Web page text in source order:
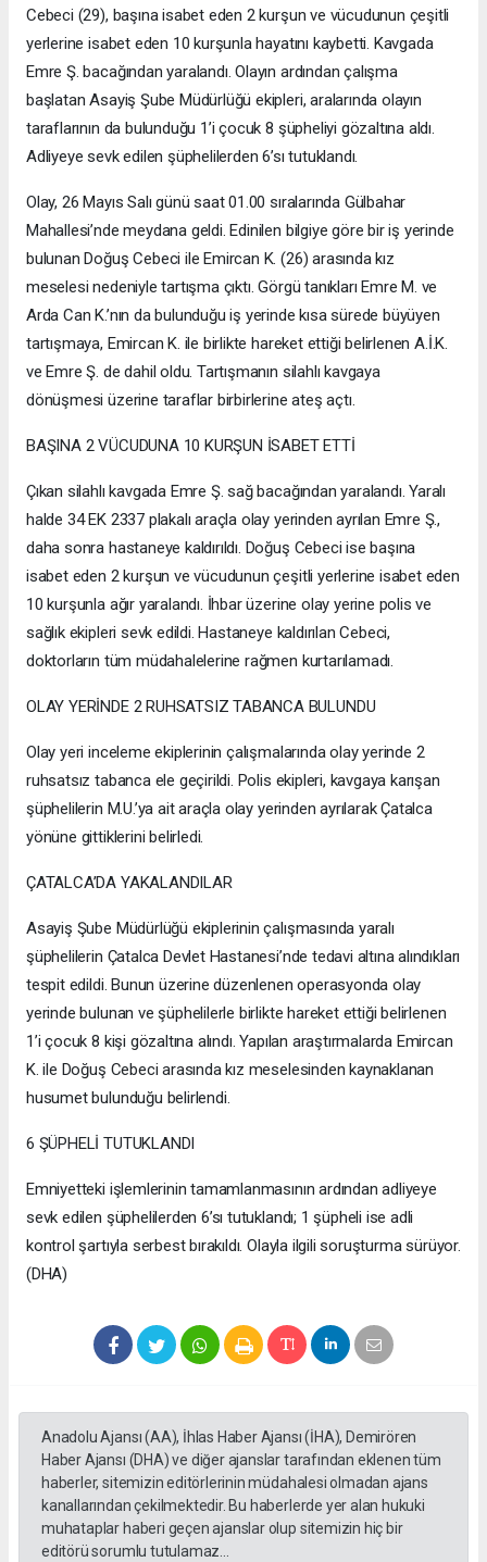
Cebeci (29), başına isabet eden 2 kurşun ve vücudunun çeşitli
yerlerine isabet eden 10 kurşunla hayatını kaybetti. Kavgada
Emre Ş. bacağından yaralandı. Olayın ardından çalışma
başlatan Asayiş Şube Müdürlüğü ekipleri, aralarında olayın
taraflarının da bulunduğu 1’i çocuk 8 şüpheliyi gözaltına aldı.
Adliyeye sevk edilen şüphelilerden 6’sı tutuklandı.
Olay, 26 Mayıs Salı günü saat 01.00 sıralarında Gülbahar
Mahallesi’nde meydana geldi. Edinilen bilgiye göre bir iş yerinde
bulunan Doğuş Cebeci ile Emircan K. (26) arasında kız
meselesi nedeniyle tartışma çıktı. Görgü tanıkları Emre M. ve
Arda Can K.’nın da bulunduğu iş yerinde kısa sürede büyüyen
tartışmaya, Emircan K. ile birlikte hareket ettiği belirlenen A.İ.K.
ve Emre Ş. de dahil oldu. Tartışmanın silahlı kavgaya
dönüşmesi üzerine taraflar birbirlerine ateş açtı.
BAŞINA 2 VÜCUDUNA 10 KURŞUN İSABET ETTİ
Çıkan silahlı kavgada Emre Ş. sağ bacağından yaralandı. Yaralı
halde 34 EK 2337 plakalı araçla olay yerinden ayrılan Emre Ş.,
daha sonra hastaneye kaldırıldı. Doğuş Cebeci ise başına
isabet eden 2 kurşun ve vücudunun çeşitli yerlerine isabet eden
10 kurşunla ağır yaralandı. İhbar üzerine olay yerine polis ve
sağlık ekipleri sevk edildi. Hastaneye kaldırılan Cebeci,
doktorların tüm müdahalelerine rağmen kurtarılamadı.
OLAY YERİNDE 2 RUHSATSIZ TABANCA BULUNDU
Olay yeri inceleme ekiplerinin çalışmalarında olay yerinde 2
ruhsatsız tabanca ele geçirildi. Polis ekipleri, kavgaya karışan
şüphelilerin M.U.’ya ait araçla olay yerinden ayrılarak Çatalca
yönüne gittiklerini belirledi.
ÇATALCA’DA YAKALANDILAR
Asayiş Şube Müdürlüğü ekiplerinin çalışmasında yaralı
şüphelilerin Çatalca Devlet Hastanesi’nde tedavi altına alındıkları
tespit edildi. Bunun üzerine düzenlenen operasyonda olay
yerinde bulunan ve şüphelilerle birlikte hareket ettiği belirlenen
1’i çocuk 8 kişi gözaltına alındı. Yapılan araştırmalarda Emircan
K. ile Doğuş Cebeci arasında kız meselesinden kaynaklanan
husumet bulunduğu belirlendi.
6 ŞÜPHELİ TUTUKLANDI
Emniyetteki işlemlerinin tamamlanmasının ardından adliyeye
sevk edilen şüphelilerden 6’sı tutuklandı; 1 şüpheli ise adli
kontrol şartıyla serbest bırakıldı. Olayla ilgili soruşturma sürüyor.
(DHA)
Anadolu Ajansı (AA), İhlas Haber Ajansı (İHA), Demirören
Haber Ajansı (DHA) ve diğer ajanslar tarafından eklenen tüm
haberler, sitemizin editörlerinin müdahalesi olmadan ajans
kanallarından çekilmektedir. Bu haberlerde yer alan hukuki
muhataplar haberi geçen ajanslar olup sitemizin hiç bir
editörü sorumlu tutulamaz...